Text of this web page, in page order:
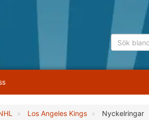
Los Angeles Kings Nyckelringar